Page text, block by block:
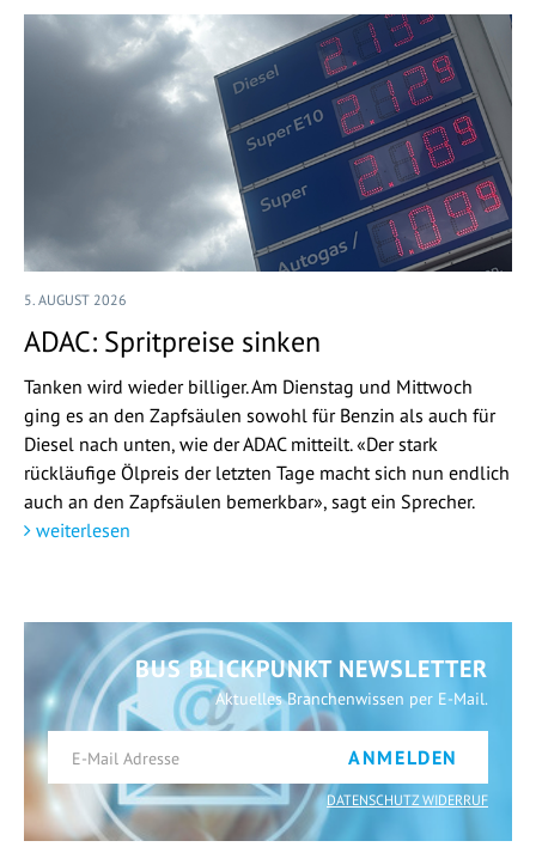
5. AUGUST 2026
ADAC: Spritpreise sinken
Tanken wird wieder billiger. Am Dienstag und Mittwoch
ging es an den Zapfsäulen sowohl für Benzin als auch für
Diesel nach unten, wie der ADAC mitteilt. «Der stark
rückläufige Ölpreis der letzten Tage macht sich nun endlich
auch an den Zapfsäulen bemerkbar», sagt ein Sprecher.
weiterlesen
BUS BLICKPUNKT NEWSLETTER
Aktuelles Branchenwissen per E-Mail.
ANMELDEN
DATENSCHUTZ WIDERRUF